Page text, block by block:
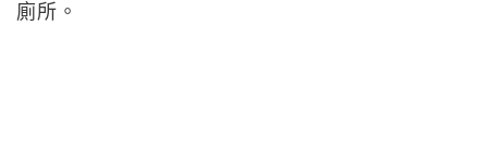
廁所。